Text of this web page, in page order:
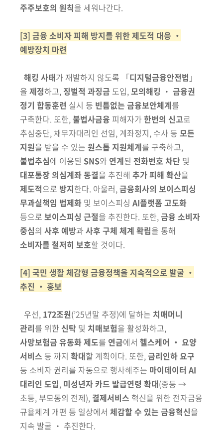
주주보호의 원칙을 세워나간다.
[3] 금융 소비자 피해 방지를 위한 제도적 대응 ‧
예방장치 마련
해킹 사태가 재발하지 않도록 「디지털금융안전법 」
을 제정하고, 징벌적 과징금 도입, 모의해킹 ‧ 금융권
정기 합동훈련 실시 등 빈틈없는 금융보안체계를
구축한다. 또한, 불법사금융 피해자가 한번의 신고로
추심중단, 채무자대리인 선임, 계좌정지, 수사 등 모든
지원을 받을 수 있는 원스톱 지원체계를 구축하고,
불법추심에 이용된 SNS와 연계된 전화번호 차단 및
대포통장 의심계좌동결을 추진해 추가 피해 확산을
제도적으로 방지한다. 아울러, 금융회사의 보이스피싱
무과실책임 법제화 및 보이스피싱 AI플랫폼 고도화
등으로 보이스피싱 근절을 추진한다. 또한, 금융 소비자
중심의 사후 예방과 사후 구체 체계 확립을 통해
소비자를 철저히 보호할 것이다.
[4] 국민 생활 체감형 금융정책을 지속적으로 발굴 ‧
추진 ‧ 홍보
우선, 172조원(’25년말 추정)에 달하는 치매머니
관리를 위한 신탁 및 치매보험을 활성화하고,
사망보험금 유동화 제도를 연금에서 헬스케어 ‧ 요양
서비스 등 까지 확대할 계획이다. 또한, 금리인하 요구
등 소비자 권리를 자동으로 행사해주는 마이데이터 AI
대리인 도입, 미성년자카드 발급연령 확대(중등 →
초등, 부모동의 전제), 결제서비스 혁신을 위한 전자금융
규율체계 개편 등 일상에서 체감할 수 있는 금융혁신을
지속 발굴 ‧ 추진한다.